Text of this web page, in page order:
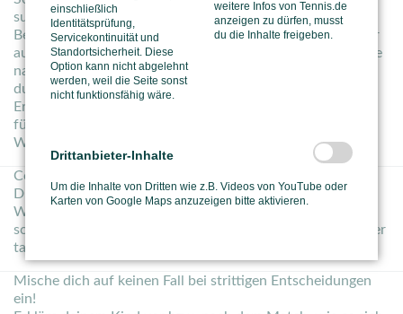
suchen, so gehe diesem bewusst aus dem Weg.
Bestätigung erheischende Blicke nach guten Punkten oder
auch ängstlich die Reaktion der Eltern überprüfende Blicke
nach Fehlern sind, besonders in den unteren Altersklassen
durchaus normal, können jedoch, bei entsprechender
Erwiderung dazu führen, dass den Kind beginnt, weniger
für sich
Wünsche und Hoffnungen zu spielen.
Coache nicht!
Du kannst ruhig vor dem Match einige Tipps geben.
Während des Matches solltest du jedoch die Bewältigung
schwieriger Matchsituationen, bzw.
die Lösung schwieriger
taktischer Aufgaben deinem Kind allein überlassen.
Mische dich auf keinen Fall bei strittigen Entscheidungen
ein!
einschließlich
Identitätsprüfung,
Servicekontinuität und
Standortsicherheit. Diese
Option kann nicht abgelehnt
werden, weil die Seite sonst
nicht funktionsfähig wäre.
weitere Infos von Tennis.de
anzeigen zu dürfen, musst
du die Inhalte freigeben.
Drittanbieter-Inhalte
Um die Inhalte von Dritten wie z.B. Videos von YouTube oder
Karten von Google Maps anzuzeigen bitte aktivieren.